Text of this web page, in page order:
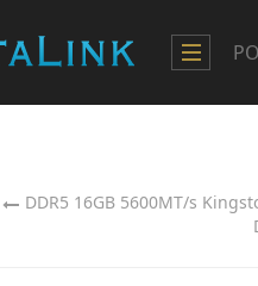
DDR5 16GB 5600MT/s